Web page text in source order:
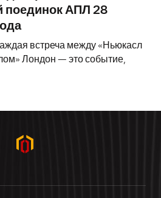
АПЛ 28
встреча между «Ньюкасл
Лондон — это событие,